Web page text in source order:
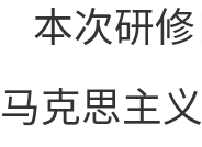
本次研
马克思主